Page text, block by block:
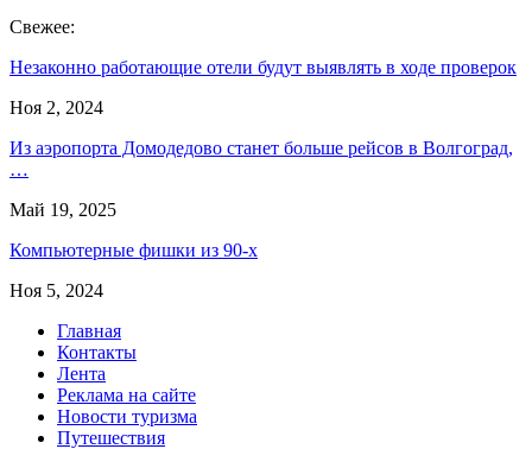
Свежее:
Незаконно работающие отели будут выявлять в ходе проверок
Ноя 2, 2024
Из аэропорта Домодедово станет больше рейсов в Волгоград,
…
Май 19, 2025
Компьютерные фишки из 90-х
Ноя 5, 2024
Главная
Контакты
Лента
Реклама на сайте
Новости туризма
Путешествия